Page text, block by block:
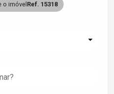
o imóvel Ref. 15318